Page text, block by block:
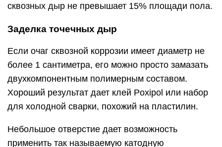
сквозных дыр не превышает 15% площади пола.
Заделка точечных дыр
Если очаг сквозной коррозии имеет диаметр не
более 1 сантиметра, его можно просто замазать
двухкомпонентным полимерным составом.
Хороший результат дает клей Poxipol или набор
для холодной сварки, похожий на пластилин.
Небольшое отверстие дает возможность
применить так называемую катодную